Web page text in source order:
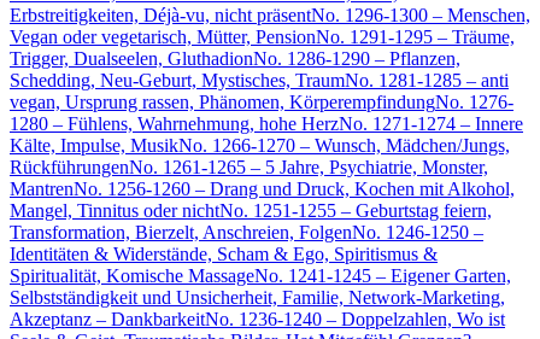
Erbstreitigkeiten, Déjà-vu, nicht präsentNo. 1296-1300 – Menschen,
Vegan oder vegetarisch, Mütter, PensionNo. 1291-1295 – Träume,
Trigger, Dualseelen, GluthadionNo. 1286-1290 – Pflanzen,
Schedding, Neu-Geburt, Mystisches, TraumNo. 1281-1285 – anti
vegan, Ursprung rassen, Phänomen, KörperempfindungNo. 1276-
1280 – Fühlens, Wahrnehmung, hohe HerzNo. 1271-1274 – Innere
Kälte, Impulse, MusikNo. 1266-1270 – Wunsch, Mädchen/Jungs,
RückführungenNo. 1261-1265 – 5 Jahre, Psychiatrie, Monster,
MantrenNo. 1256-1260 – Drang und Druck, Kochen mit Alkohol,
Mangel, Tinnitus oder nichtNo. 1251-1255 – Geburtstag feiern,
Transformation, Bierzelt, Anschreien, FolgenNo. 1246-1250 –
Identitäten & Widerstände, Scham & Ego, Spiritismus &
Spiritualität, Komische MassageNo. 1241-1245 – Eigener Garten,
Selbstständigkeit und Unsicherheit, Familie, Network-Marketing,
Akzeptanz – DankbarkeitNo. 1236-1240 – Doppelzahlen, Wo ist